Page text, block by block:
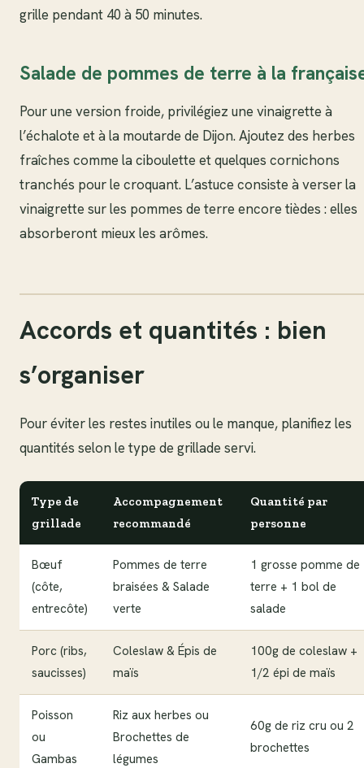
grille pendant 40 à 50 minutes.
Salade de pommes de terre à la
Pour une version froide, privilégiez une vinaigrette à
l’échalote et à la moutarde de Dijon. Ajoutez des herbes
fraîches comme la ciboulette et quelques cornichons
tranchés pour le croquant. L’astuce consiste à verser la
vinaigrette sur les pommes de terre encore tièdes : elles
absorberont mieux les arômes.
Accords et quantités : bien
s’organiser
Pour éviter les restes inutiles ou le manque, planifiez les
quantités selon le type de grillade servi.
Type de
grillade
Accompagnement
recommandé
Quantité par
personne
Bœuf
(côte,
entrecôte)
Pommes de terre
braisées & Salade
verte
1 grosse pomme de
terre + 1 bol de
salade
Porc (ribs,
saucisses)
Coleslaw & Épis de
maïs
100g de coleslaw +
1/2 épi de maïs
Poisson
ou
Gambas
Riz aux herbes ou
Brochettes de
légumes
60g de riz cru ou 2
brochettes